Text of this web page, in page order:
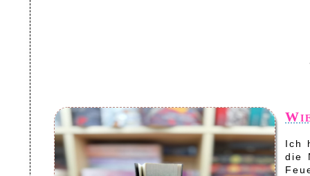
Ich
die